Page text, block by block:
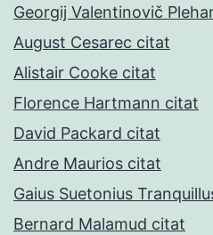
Georgij Valentinovič
August Cesarec citat
Alistair Cooke citat
Florence Hartmann citat
David Packard citat
Andre Maurios citat
Gaius Suetonius
Bernard Malamud citat